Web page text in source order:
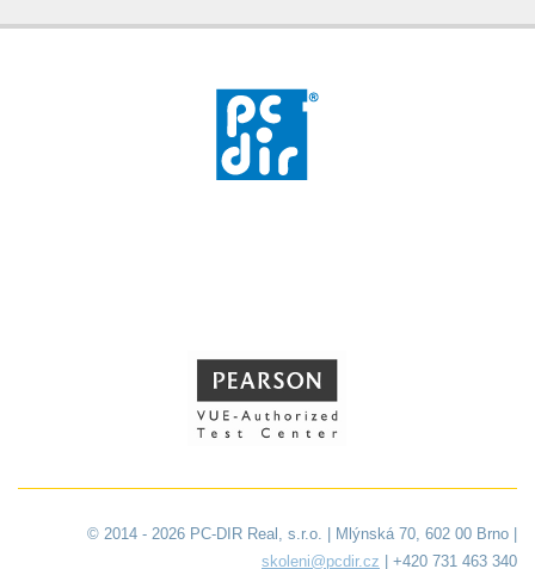
© 2014 - 2026 PC-DIR Real, s.r.o. | Mlýnská 70, 602 00 Brno |
skoleni@pcdir.cz | +420 731 463 340